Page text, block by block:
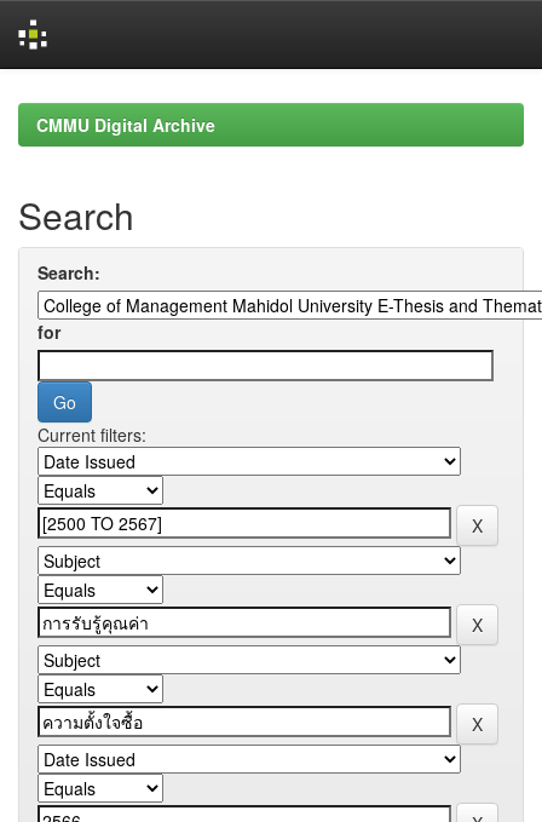
navigationCMMU Digital Archive
Search
Search:
for
Current filters: